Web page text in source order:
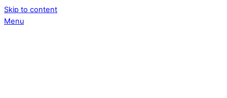
Skip to content
Menu